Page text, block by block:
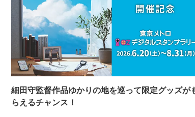
細田守監督作品ゆかりの地を巡って限定グッズが
らえるチャンス！